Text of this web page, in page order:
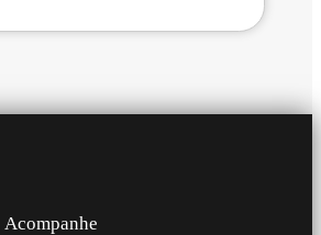
Acompanhe